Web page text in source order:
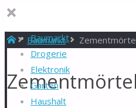
Baumarkt
Drogerie
Elektronik
Garten
Haushalt
StartBaumarkt